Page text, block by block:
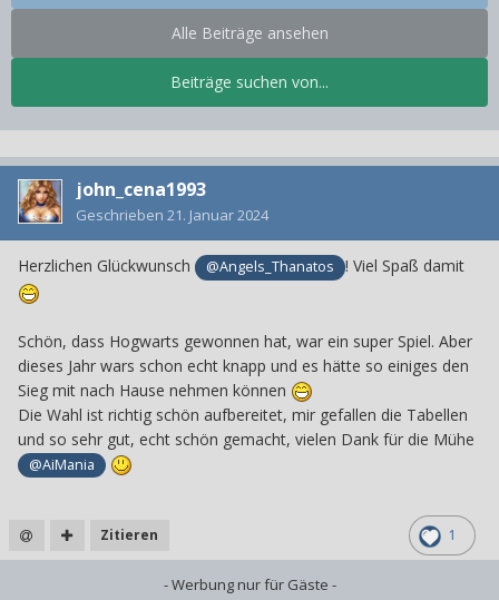
Beiträge suchen von...
Alle Beiträge ansehen
john_cena1993
Geschrieben 21. Januar 2024
Herzlichen Glückwunsch @Angels_Thanatos ! Viel Spaß damit
Schön, dass Hogwarts gewonnen hat, war ein super Spiel. Aber
dieses Jahr wars schon echt knapp und es hätte so einiges den
Sieg mit nach Hause nehmen können
Die Wahl ist richtig schön aufbereitet, mir gefallen die Tabellen
und so sehr gut, echt schön gemacht, vielen Dank für die Mühe
@AiMania
1
Zitieren
- Werbung nur für Gäste -